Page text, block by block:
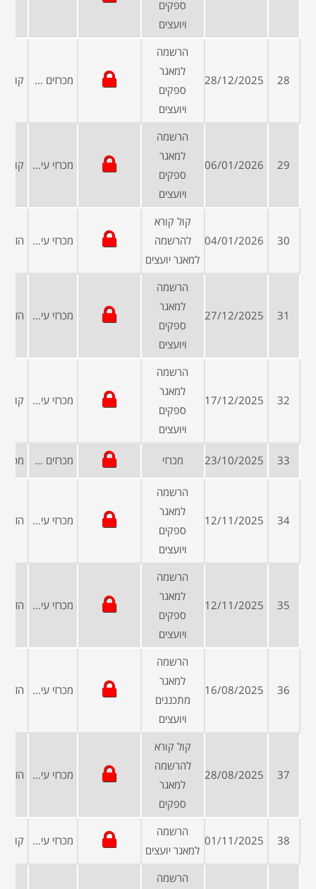
ספקים
ויועצים
28
28/12/2025
הרשמה
למאגר
ספקים
ויועצים
מכרזים פומביים
29
06/01/2026
הרשמה
למאגר
ספקים
ויועצים
מכרזי עיריות ומועצות
30
04/01/2026
קול קורא
להרשמה
למאגר יועצים
מכרזי עיריות ומועצות
31
27/12/2025
הרשמה
למאגר
ספקים
ויועצים
מכרזי עיריות ומועצות
32
17/12/2025
הרשמה
למאגר
ספקים
ויועצים
מכרזי עיריות ומועצות
33
23/10/2025 מכרזי מכרזים פומביים
34
12/11/2025
הרשמה
למאגר
ספקים
ויועצים
מכרזי עיריות ומועצות
35
12/11/2025
הרשמה
למאגר
ספקים
ויועצים
מכרזי עיריות ומועצות
36
16/08/2025
הרשמה
למאגר
מתכננים
ויועצים
מכרזי עיריות ומועצות
37
28/08/2025
קול קורא
להרשמה
למאגר
ספקים
מכרזי עיריות ומועצות
38
01/11/2025
הרשמה
למאגר יועצים
מכרזי עיריות ומועצות
הרשמה